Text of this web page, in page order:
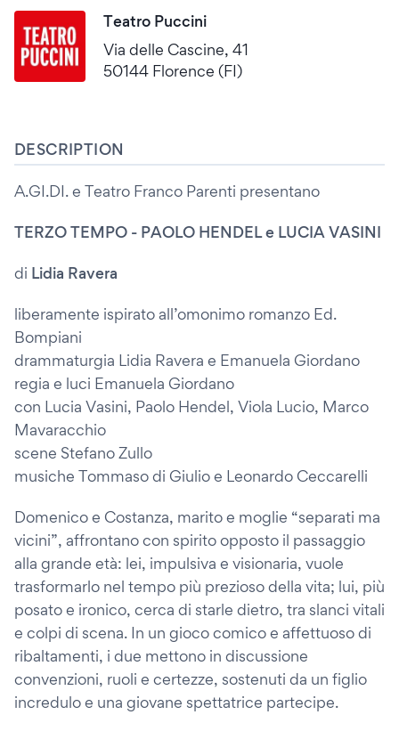
Teatro Puccini
Via delle Cascine, 41
50144 Florence (FI)
DESCRIPTION
A.GI.DI. e Teatro Franco Parenti presentano
TERZO TEMPO - PAOLO HENDEL e LUCIA VASINI
di Lidia Ravera
liberamente ispirato all’omonimo romanzo Ed.
Bompiani
drammaturgia Lidia Ravera e Emanuela Giordano
regia e luci Emanuela Giordano
con Lucia Vasini, Paolo Hendel, Viola Lucio, Marco
Mavaracchio
scene Stefano Zullo
musiche Tommaso di Giulio e Leonardo Ceccarelli
Domenico e Costanza, marito e moglie “separati ma
vicini”, affrontano con spirito opposto il passaggio
alla grande età: lei, impulsiva e visionaria, vuole
trasformarlo nel tempo più prezioso della vita; lui, più
posato e ironico, cerca di starle dietro, tra slanci vitali
e colpi di scena. In un gioco comico e affettuoso di
ribaltamenti, i due mettono in discussione
convenzioni, ruoli e certezze, sostenuti da un figlio
incredulo e una giovane spettatrice partecipe.